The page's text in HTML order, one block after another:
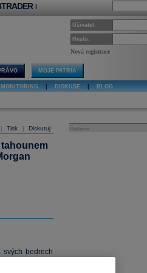
|
Uživatel:
Heslo:
Nová registrace
MOJE PATRIA
MONITORING DISKUSE BLOG
Tisk Diskutuj
tahounem
bedrech
Reklama